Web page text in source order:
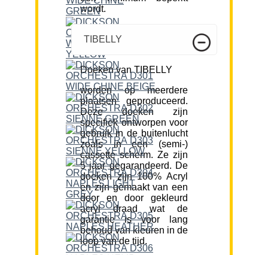
wordt.
TIBELLY
Doeken van TIBELLY
worden op meerdere
plaatsen geproduceerd.
Deze doeken zijn
specifiek ontworpen voor
gebruik in de buitenlucht
zoals in een (semi-)
cassette scherm. Ze zijn
5 jaar gegarandeerd. De
doeken zijn 100% Acryl
en zijn gemaakt van een
door en door gekleurd
acryl draad wat de
garantie is voor lang
behoud van kleuren in de
loop van de tijd.